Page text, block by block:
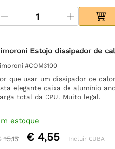
Estojo dissipador de
#COM3100
que usar um dissipador de
elegante caixa de alumínio
total da CPU. Muito legal.
estoque
15,15 € 4,55 Incluir CUBA